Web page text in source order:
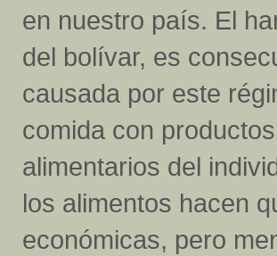
en nuestro país. El
del bolívar, es
causada por este
comida con
alimentarios del
los alimentos hacen
económicas, pero